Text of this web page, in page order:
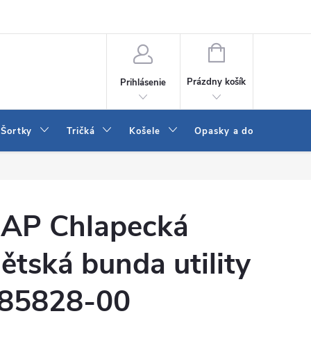
Prihlásenie
NÁKUPNÝ
Prázdny košík
Šortky Tričká Košele Opasky a doplnky
Chlapecká
bunda utility
00